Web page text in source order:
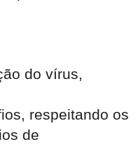
do vírus,
respeitando os
de